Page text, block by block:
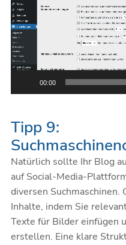
00:00
Tipp 9:
Natürlich sollte Ihr Blog
auf Social-Media-
diversen Suchmaschinen.
Inhalte, indem Sie
Texte für Bilder einfügen
erstellen. Eine klare